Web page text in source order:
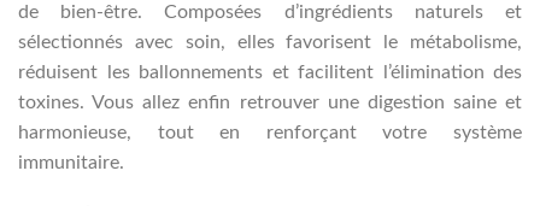
de bien-être. Composées d’ingrédients naturels et
sélectionnés avec soin, elles favorisent le métabolisme,
réduisent les ballonnements et facilitent l’élimination des
toxines. Vous allez enfin retrouver une digestion saine et
harmonieuse, tout en renforçant votre système
immunitaire.